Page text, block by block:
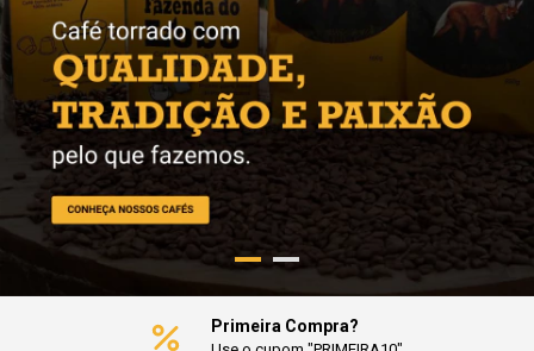
Primeira Compra?